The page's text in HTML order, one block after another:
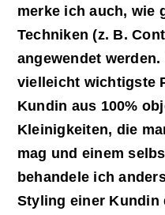
merke ich auch, wie
Techniken (z. B.
angewendet
vielleicht wichtigste
Kundin aus 100%
Kleinigkeiten, die
mag und einem
behandele ich
Styling einer Kundin